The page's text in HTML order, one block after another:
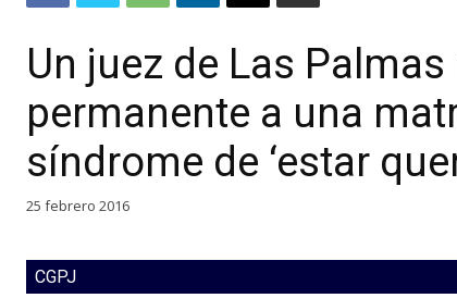
Un juez de Las
permanente a una
síndrome de ‘estar
25 febrero 2016
CGPJ